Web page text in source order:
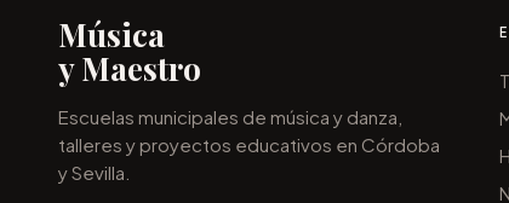
Música
y Maestro
Escuelas municipales de música y danza,
talleres y proyectos educativos en Córdoba
y Sevilla.